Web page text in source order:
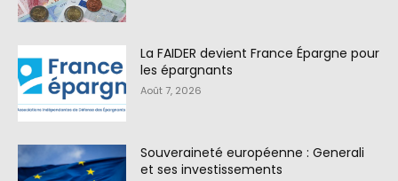
La FAIDER devient France Épargne pour
les épargnants
Août 7, 2026
Souveraineté européenne : Generali
et ses investissements